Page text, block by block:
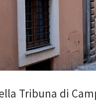
Tribuna di